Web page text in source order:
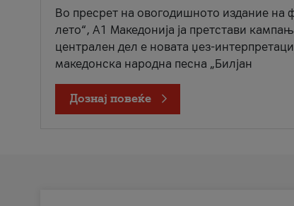
Во пресрет на овогодишното издание на
лето“, А1 Македонија ја претстави
централен дел е новата џез-
македонска народна песна „Билјан
Дознај повеќе